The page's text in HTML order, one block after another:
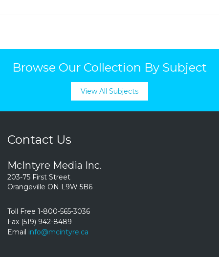
Browse Our Collection By Subject
View All Subjects
Contact Us
McIntyre Media Inc.
203-75 First Street
Orangeville ON L9W 5B6
Toll Free 1-800-565-3036
Fax (519) 942-8489
Email info@mcintyre.ca